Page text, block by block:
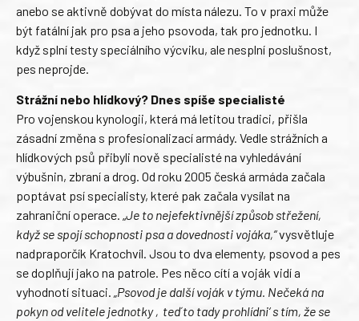
anebo se aktivně dobývat do místa nálezu. To v praxi může
být fatální jak pro psa a jeho psovoda, tak pro jednotku. I
když splní testy speciálního výcviku, ale nesplní poslušnost,
pes neprojde.
Strážní nebo hlídkový? Dnes spíše specialisté
Pro vojenskou kynologii, která má letitou tradici, přišla
zásadní změna s profesionalizací armády. Vedle strážních a
hlídkových psů přibyli nově specialisté na vyhledávání
výbušnin, zbraní a drog. Od roku 2005 česká armáda začala
poptávat psí specialisty, které pak začala vysílat na
zahraniční operace. „Je to nejefektivnější způsob střežení,
když se spojí schopnosti psa a dovednosti vojáka,“vysvětluje
nadpraporčík Kratochvíl. Jsou to dva elementy, psovod a pes
se doplňují jako na patrole. Pes něco cítí a voják vidí a
vyhodnotí situaci. „Psovod je další voják v týmu. Nečeká na
pokyn od velitele jednotky ‚teď to tady prohlídni‘ s tím, že se